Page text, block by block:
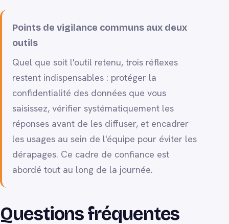
Points de vigilance communs aux deux
outils
Quel que soit l'outil retenu, trois réflexes
restent indispensables : protéger la
confidentialité des données que vous
saisissez, vérifier systématiquement les
réponses avant de les diffuser, et encadrer
les usages au sein de l'équipe pour éviter les
dérapages. Ce cadre de confiance est
abordé tout au long de la journée.
Questions fréquentes